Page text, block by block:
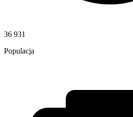
36 931
Populacja